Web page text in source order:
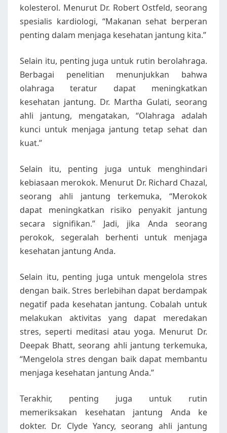
kolesterol. Menurut Dr. Robert Ostfeld, seorang
spesialis kardiologi, “Makanan sehat berperan
penting dalam menjaga kesehatan jantung kita.”
Selain itu, penting juga untuk rutin berolahraga.
Berbagai penelitian menunjukkan bahwa
olahraga teratur dapat meningkatkan
kesehatan jantung. Dr. Martha Gulati, seorang
ahli jantung, mengatakan, “Olahraga adalah
kunci untuk menjaga jantung tetap sehat dan
kuat.”
Selain itu, penting juga untuk menghindari
kebiasaan merokok. Menurut Dr. Richard Chazal,
seorang ahli jantung terkemuka, “Merokok
dapat meningkatkan risiko penyakit jantung
secara signifikan.” Jadi, jika Anda seorang
perokok, segeralah berhenti untuk menjaga
kesehatan jantung Anda.
Selain itu, penting juga untuk mengelola stres
dengan baik. Stres berlebihan dapat berdampak
negatif pada kesehatan jantung. Cobalah untuk
melakukan aktivitas yang dapat meredakan
stres, seperti meditasi atau yoga. Menurut Dr.
Deepak Bhatt, seorang ahli jantung terkemuka,
“Mengelola stres dengan baik dapat membantu
menjaga kesehatan jantung Anda.”
Terakhir, penting juga untuk rutin
memeriksakan kesehatan jantung Anda ke
dokter. Dr. Clyde Yancy, seorang ahli jantung